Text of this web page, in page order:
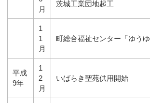
月
茨城工業団地起工
1
1
月
町総合福祉センター「ゆう
平成
9年
1
2
月
いばらき聖苑供用開始